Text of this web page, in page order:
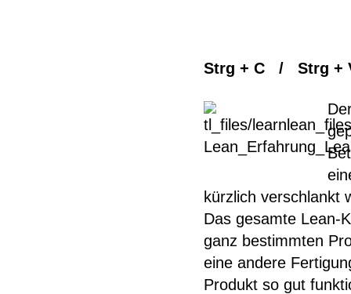
Strg + C / Strg +
kürzlich verschlankt
Das gesamte Lean-
ganz bestimmten
eine andere
Produkt so gut